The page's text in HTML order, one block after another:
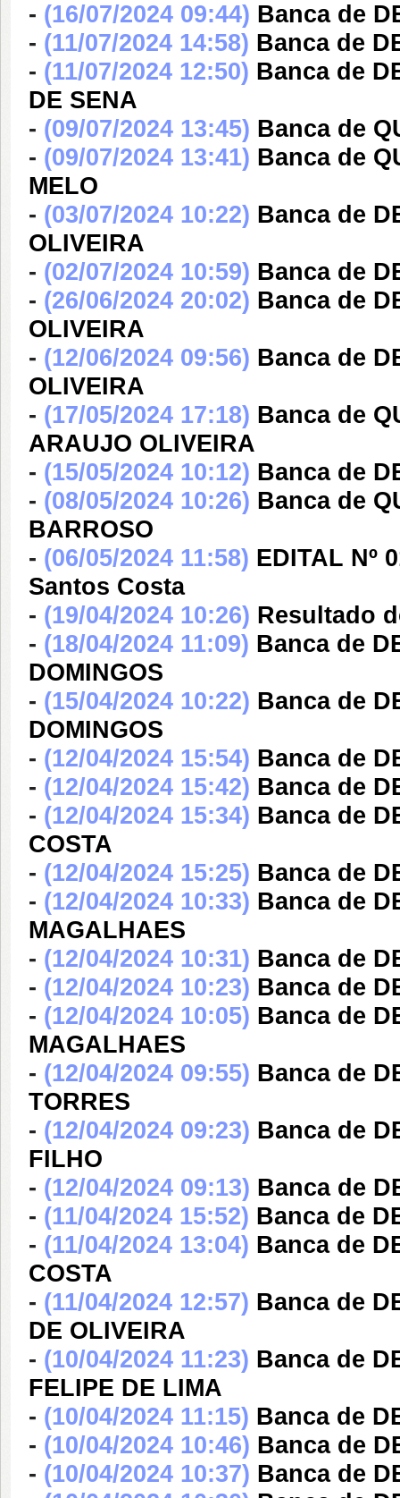
- (16/07/2024 09:44) Banca de
- (11/07/2024 14:58) Banca de
- (11/07/2024 12:50) Banca de
DE SENA
- (09/07/2024 13:45) Banca de
- (09/07/2024 13:41) Banca de
MELO
- (03/07/2024 10:22) Banca de
OLIVEIRA
- (02/07/2024 10:59) Banca de
- (26/06/2024 20:02) Banca de
OLIVEIRA
- (12/06/2024 09:56) Banca de
OLIVEIRA
- (17/05/2024 17:18) Banca de
ARAUJO OLIVEIRA
- (15/05/2024 10:12) Banca de
- (08/05/2024 10:26) Banca de
BARROSO
- (06/05/2024 11:58) EDITAL Nº
Santos Costa
- (19/04/2024 10:26) Resultado
- (18/04/2024 11:09) Banca de
DOMINGOS
- (15/04/2024 10:22) Banca de
DOMINGOS
- (12/04/2024 15:54) Banca de
- (12/04/2024 15:42) Banca de
- (12/04/2024 15:34) Banca de
COSTA
- (12/04/2024 15:25) Banca de
- (12/04/2024 10:33) Banca de
MAGALHAES
- (12/04/2024 10:31) Banca de
- (12/04/2024 10:23) Banca de
- (12/04/2024 10:05) Banca de
MAGALHAES
- (12/04/2024 09:55) Banca de
TORRES
- (12/04/2024 09:23) Banca de
FILHO
- (12/04/2024 09:13) Banca de
- (11/04/2024 15:52) Banca de
- (11/04/2024 13:04) Banca de
COSTA
- (11/04/2024 12:57) Banca de
DE OLIVEIRA
- (10/04/2024 11:23) Banca de
FELIPE DE LIMA
- (10/04/2024 11:15) Banca de
- (10/04/2024 10:46) Banca de
- (10/04/2024 10:37) Banca de